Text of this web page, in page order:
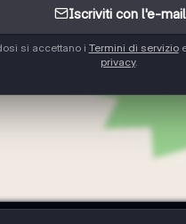
Iscriviti con l'e-mail
si accettano i Termini di servizio
privacy.